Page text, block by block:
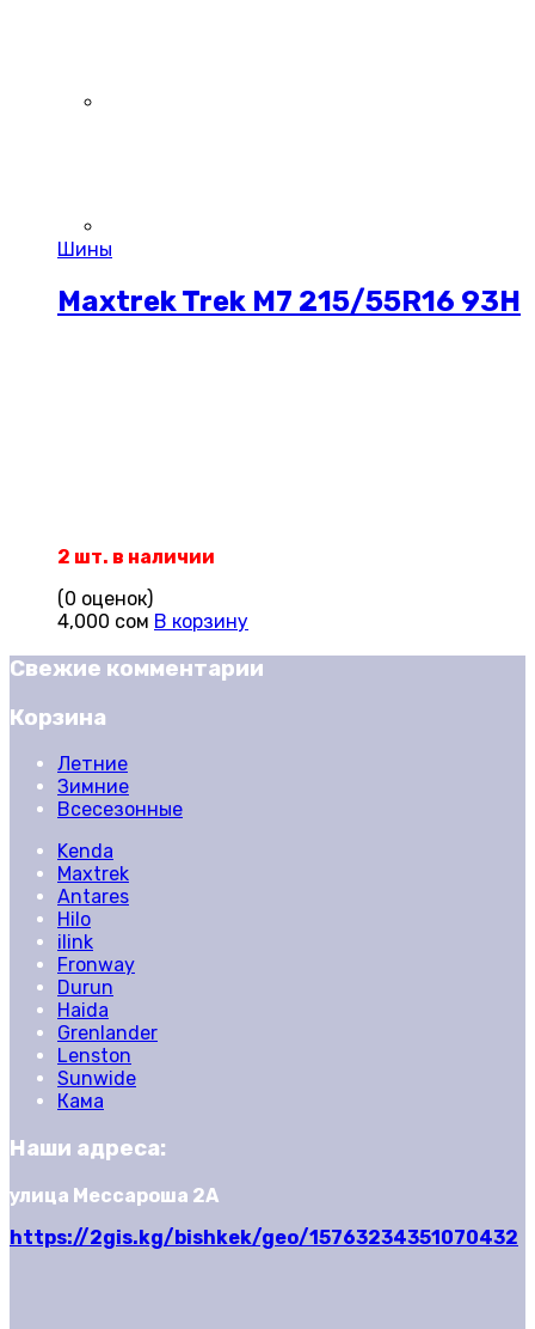
Шины
Maxtrek Trek M7 215/55R16 93H
2 шт. в наличии
(0 оценок)
4,000 сом В корзину
Свежие комментарии
Корзина
Летние
Зимние
Всесезонные
Kenda
Maxtrek
Antares
Hilo
ilink
Fronway
Durun
Haida
Grenlander
Lenston
Sunwide
Кама
Наши адреса:
улица Мессароша 2А
https://2gis.kg/bishkek/geo/15763234351070432